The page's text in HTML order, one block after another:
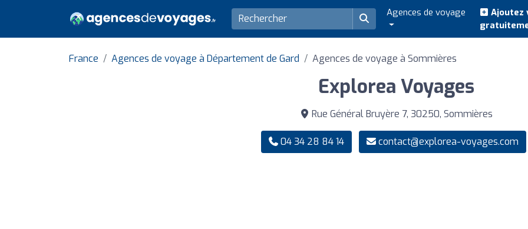
Agences de voyage
Ajoutez
France Agences de voyage à Département de Gard Agences de voyage à Sommières
Explorea Voyages
Rue Général Bruyère 7, 30250, Sommières
04 34 28 84 14 contact@explorea-voyages.com